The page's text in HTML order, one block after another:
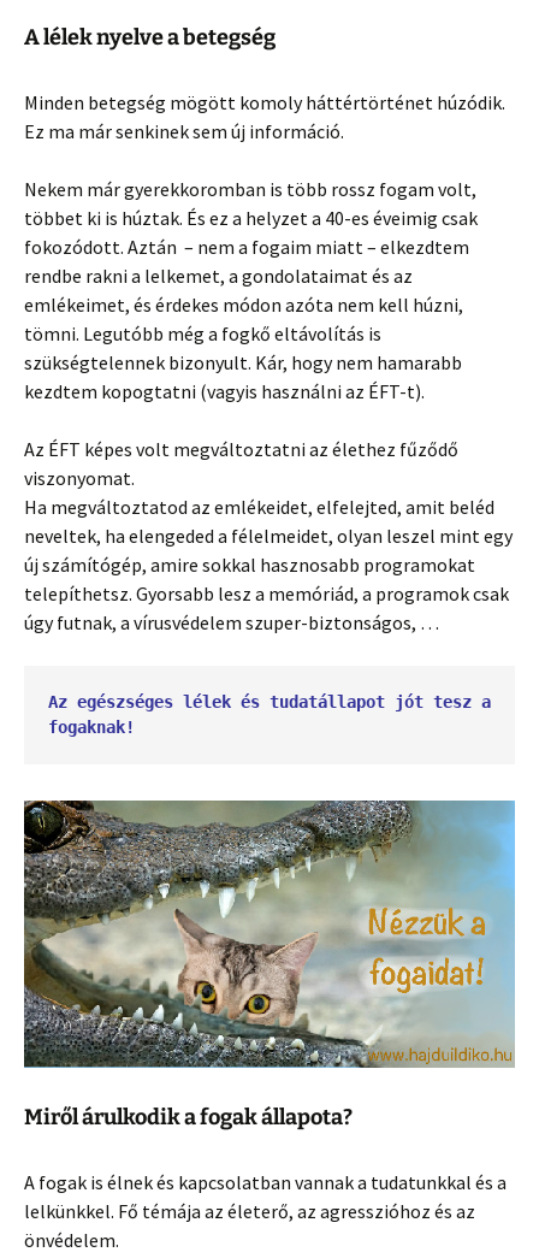
A lélek nyelve a betegség
Minden betegség mögött komoly háttértörténet húzódik.
Ez ma már senkinek sem új információ.
Nekem már gyerekkoromban is több rossz fogam volt,
többet ki is húztak. És ez a helyzet a 40-es éveimig csak
fokozódott. Aztán – nem a fogaim miatt – elkezdtem
rendbe rakni a lelkemet, a gondolataimat és az
emlékeimet, és érdekes módon azóta nem kell húzni,
tömni. Legutóbb még a fogkő eltávolítás is
szükségtelennek bizonyult. Kár, hogy nem hamarabb
kezdtem kopogtatni (vagyis használni az ÉFT-t).
Az ÉFT képes volt megváltoztatni az élethez fűződő
viszonyomat.
Ha megváltoztatod az emlékeidet, elfelejted, amit beléd
neveltek, ha elengeded a félelmeidet, olyan leszel mint egy
új számítógép, amire sokkal hasznosabb programokat
telepíthetsz. Gyorsabb lesz a memóriád, a programok csak
úgy futnak, a vírusvédelem szuper-biztonságos, …
Az egészséges lélek és tudatállapot jót tesz a
fogaknak!
Miről árulkodik a fogak állapota?
A fogak is élnek és kapcsolatban vannak a tudatunkkal és a
lelkünkkel. Fő témája az életerő, az agresszióhoz és az
önvédelem.